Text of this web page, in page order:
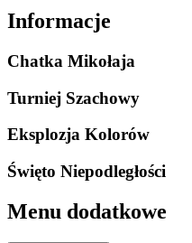
Informacje
Chatka Mikołaja
Turniej Szachowy
Eksplozja Kolorów
Święto Niepodległości
Menu dodatkowe